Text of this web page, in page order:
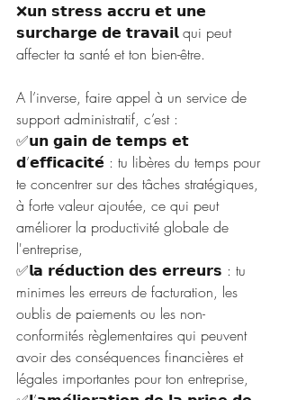
❌𝘂𝗻 𝘀𝘁𝗿𝗲𝘀𝘀 𝗮𝗰𝗰𝗿𝘂 𝗲𝘁 𝘂𝗻𝗲
𝘀𝘂𝗿𝗰𝗵𝗮𝗿𝗴𝗲 𝗱𝗲 𝘁𝗿𝗮𝘃𝗮𝗶𝗹 qui peut
affecter ta santé et ton bien-être.
A l’inverse, faire appel à un service de
support administratif, c’est :
✅𝘂𝗻 𝗴𝗮𝗶𝗻 𝗱𝗲 𝘁𝗲𝗺𝗽𝘀 𝗲𝘁
𝗱’𝗲𝗳𝗳𝗶𝗰𝗮𝗰𝗶𝘁𝗲́ : tu libères du temps pour
te concentrer sur des tâches stratégiques,
à forte valeur ajoutée, ce qui peut
améliorer la productivité globale de
l'entreprise,
✅𝗹𝗮 𝗿𝗲́𝗱𝘂𝗰𝘁𝗶𝗼𝗻 𝗱𝗲𝘀 𝗲𝗿𝗿𝗲𝘂𝗿𝘀 : tu
minimes les erreurs de facturation, les
oublis de paiements ou les non-
conformités règlementaires qui peuvent
avoir des conséquences financières et
légales importantes pour ton entreprise,